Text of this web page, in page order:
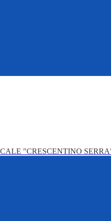
"CRESCENTINO